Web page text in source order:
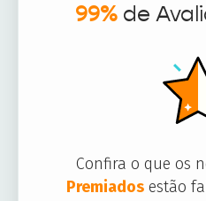
99%de
Confira o que os
Premiados estão